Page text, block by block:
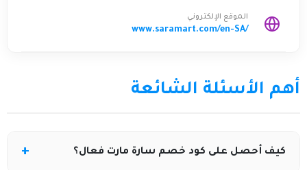
الموقع الإلكتروني
www.saramart.com/en-SA/
أهم الأسئلة الشائعة
كيف أحصل على كود خصم سارة مارت فعال؟